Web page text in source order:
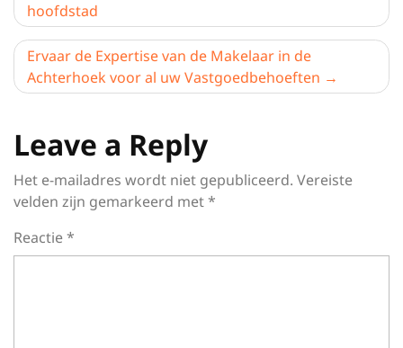
hoofdstad
Ervaar de Expertise van de Makelaar in de
Achterhoek voor al uw Vastgoedbehoeften
Leave a Reply
Het e-mailadres wordt niet gepubliceerd. Vereiste
velden zijn gemarkeerd met*
Reactie*